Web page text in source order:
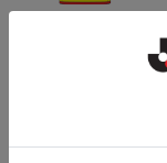
安田J3リーグ」オーセン
ティックユニフォームFP